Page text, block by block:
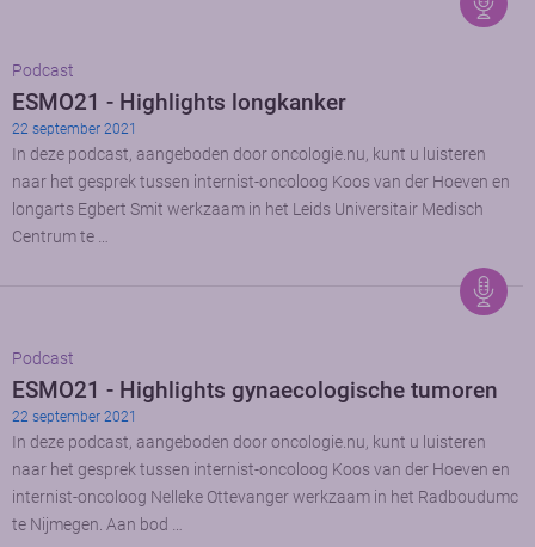
Podcast
ESMO21 - Highlights longkanker
22 september 2021
In deze podcast, aangeboden door oncologie.nu, kunt u luisteren
naar het gesprek tussen internist-oncoloog Koos van der Hoeven en
longarts Egbert Smit werkzaam in het Leids Universitair Medisch
Centrum te …
Podcast
ESMO21 - Highlights gynaecologische tumoren
22 september 2021
In deze podcast, aangeboden door oncologie.nu, kunt u luisteren
naar het gesprek tussen internist-oncoloog Koos van der Hoeven en
internist-oncoloog Nelleke Ottevanger werkzaam in het Radboudumc
te Nijmegen. Aan bod …